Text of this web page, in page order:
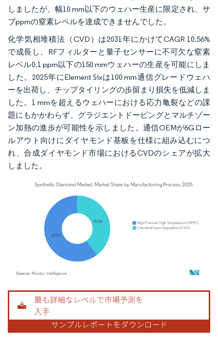
しましたが、幅10 mm以下のウェハー生産に限定され、サ
ブppmの窒素レベルを達成できませんでした。
化学気相堆積法（CVD）は2031年にかけてCAGR 10.56%
で成長し、RFフィルターと量子センサーに不可欠な窒素
レベル0.1 ppm以下の150 mmウェハーの生産を可能にしま
した。2025年にElement Sixは100 mm通信グレードウェハ
ーを出荷し、チップタイリングの歩留まり損失を低減しま
した。1 mmを超えるウェハーにおける応力亀裂などの課
題にもかかわらず、グラジエントドーピングとマルチゾー
ン加熱の進歩が可能性を示しました。通信OEMが6Gロー
ルアウト向けにダイヤモンド基板を仕様に組み込むにつ
れ、合成ダイヤモンド市場におけるCVDのシェアが拡大
しました。
画像 © Mordor Intelligence。再利用にはCC BY 4.0の表示が必要です。